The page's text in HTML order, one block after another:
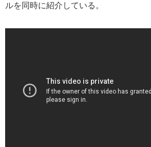
ルを同時に紹介している。